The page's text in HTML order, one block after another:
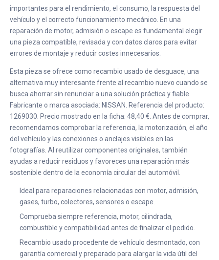
importantes para el rendimiento, el consumo, la respuesta del
vehículo y el correcto funcionamiento mecánico. En una
reparación de motor, admisión o escape es fundamental elegir
una pieza compatible, revisada y con datos claros para evitar
errores de montaje y reducir costes innecesarios.
Esta pieza se ofrece como recambio usado de desguace, una
alternativa muy interesante frente al recambio nuevo cuando se
busca ahorrar sin renunciar a una solución práctica y fiable.
Fabricante o marca asociada: NISSAN. Referencia del producto:
1269030. Precio mostrado en la ficha: 48,40 €. Antes de comprar,
recomendamos comprobar la referencia, la motorización, el año
del vehículo y las conexiones o anclajes visibles en las
fotografías. Al reutilizar componentes originales, también
ayudas a reducir residuos y favoreces una reparación más
sostenible dentro de la economía circular del automóvil.
Ideal para reparaciones relacionadas con motor, admisión,
gases, turbo, colectores, sensores o escape.
Comprueba siempre referencia, motor, cilindrada,
combustible y compatibilidad antes de finalizar el pedido.
Recambio usado procedente de vehículo desmontado, con
garantía comercial y preparado para alargar la vida útil del